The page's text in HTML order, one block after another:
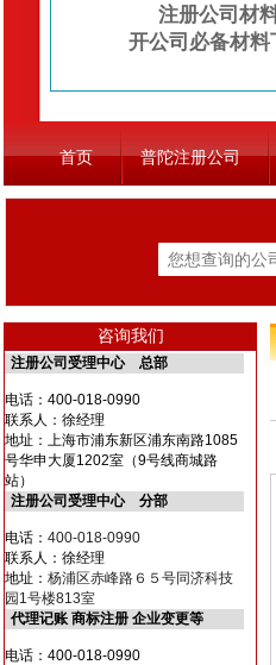
注册公司材
开公司必备材料
首页 普陀注册公司
咨询我们
注册公司受理中心 总部
电话： 400-018-0990
联系人：徐经理
地址：上海市浦东新区浦东南路1085
号华申大厦1202室（9号线商城路
站）
注册公司受理中心 分部
电话： 400-018-0990
联系人：徐经理
地址： 杨浦区赤峰路６５号同济科技
园1号楼813室
代理记账 商标注册 企业变更等
电话：400-018-0990